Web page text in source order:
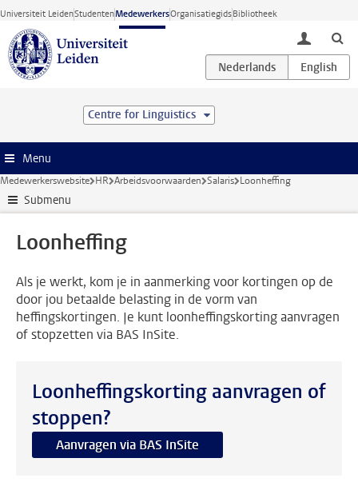
Ga direct naar de inhoud
Universiteit LeidenStudentenMedewerkersOrganisatiegidsBibliotheek
toggle
Centre for Linguistics
Menu
Medewerkerswebsite HR Arbeidsvoorwaarden Salaris Loonheffing
Submenu
Loonheffing
Als je werkt, kom je in aanmerking voor kortingen op de
door jou betaalde belasting in de vorm van
heffingskortingen. Je kunt loonheffingskorting aanvragen
of stopzetten via BAS InSite.
Loonheffingskorting aanvragen of
stoppen?
Aanvragen via BAS InSite